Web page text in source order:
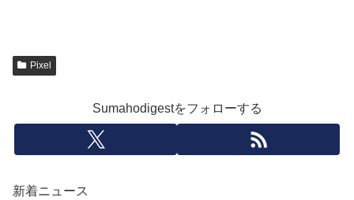
Pixel
Sumahodigestをフォローする
新着ニュース